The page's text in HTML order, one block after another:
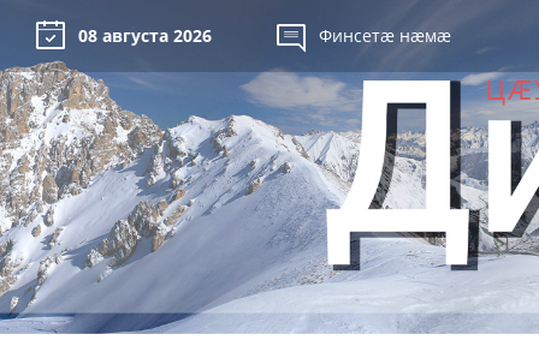
08 августа 2026 Финсетæ нæмæ